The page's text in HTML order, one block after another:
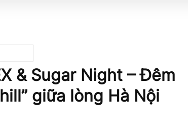
& Sugar Night – Đêm
giữa lòng Hà Nội